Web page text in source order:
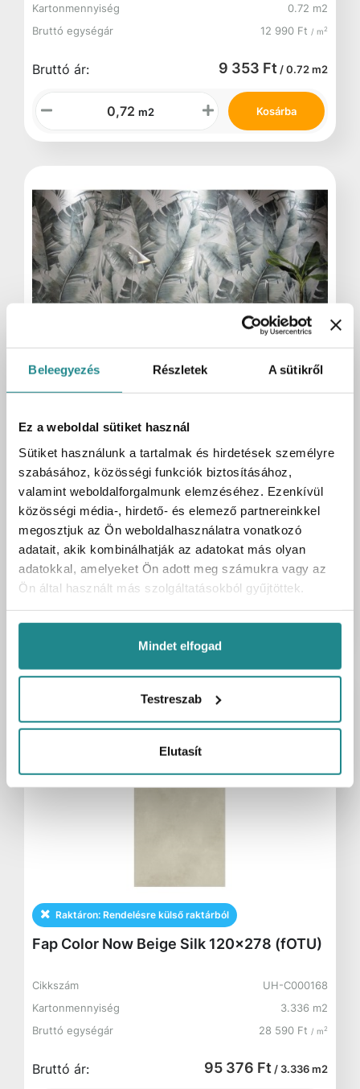
Beleegyezés Részletek A sütikről
Ez a weboldal sütiket használ
Sütiket használunk a tartalmak és hirdetések személyre
szabásához, közösségi funkciók biztosításához,
valamint weboldalforgalmunk elemzéséhez. Ezenkívül
közösségi média-, hirdető- és elemező partnereinkkel
megosztjuk az Ön weboldalhasználatra vonatkozó
adatait, akik kombinálhatják az adatokat más olyan
adatokkal, amelyeket Ön adott meg számukra vagy az
Ön által használt más szolgáltatásokból gyűjtöttek.
Mindet elfogad
Testreszab
Elutasít
Kartonmennyiség
0.72 m2
Bruttó egységár
12 990 Ft / m2
Bruttó ár: 9 353 Ft / 0.72 m2
m2 Kosárba
(fOXP)
Cikkszám
UH-C000065
Kartonmennyiség
1 szett
Bruttó egységár
503 090 Ft
Bruttó ár: 503 090 Ft/ 1 szett
szett Kosárba
Raktáron: Rendelésre külső raktárból
Fap Color Now Beige Silk 120x278 (fOTU)
Cikkszám
UH-C000168
Kartonmennyiség
3.336 m2
Bruttó egységár
28 590 Ft / m2
Bruttó ár: 95 376 Ft / 3.336 m2